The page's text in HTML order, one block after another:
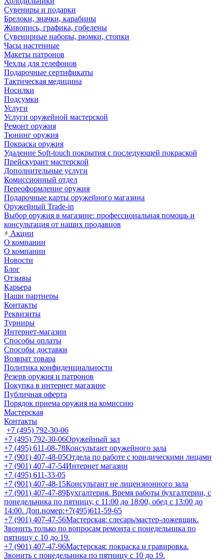
Сувениры и подарки
Брелоки, значки, карабины
Живопись, графика, гобелены
Сувенирные наборы, рюмки, стопки
Часы настенные
Макеты патронов
Чехлы для телефонов
Подарочные сертификаты
Тактическая медицина
Носилки
Подсумки
Услуги
Услуги оружейной мастерской
Ремонт оружия
Тюнинг оружия
Покраска оружия
Удаление Soft-touch покрытия с последующей покраской
Прейскурант мастерской
Дополнительные услуги
Комиссионный отдел
Переоформление оружия
Подарочные карты оружейного магазина
Оружейный Trade-in
Выбор оружия в магазине: профессиональная помощь и
консультация от наших продавцов
Акции
О компании
О компании
Новости
Блог
Отзывы
Карьера
Наши партнеры
Контакты
Реквизиты
Турниры
Интернет-магазин
Способы оплаты
Способы доставки
Возврат товара
Политика конфиденциальности
Резерв оружия и патронов
Покупка в интернет магазине
Публичная оферта
Порядок приема оружия на комиссию
Мастерская
Контакты
+7 (495) 792-30-06
+7 (495) 792-30-06Оружейный зал
+7 (495) 611-08-78Консультант оружейного зала
+7 (901) 407-48-05Отдела по работе с юридическими лицами
+7 (901) 407-47-54Интернет магазин
+7 (495) 611-33-05
+7 (901) 407-48-15Консультант не лицензионного зала
+7 (901) 407-47-89Бухгалтерия. Время работы бухгалтерии, с
понедельника по пятницу, с 11:00 до 18:00, обед с 13:00 до
14:00. Доп.номер:+7(495)611-59-65
+7 (901) 407-47-56Мастерская: слесарь/мастер-ложевщик.
Звонить только по вопросам ремонта с понедельника по
пятницу с 10 до 19.
+7 (901) 407-47-96Мастерская: покраска и гравировка.
Звонить с понедельника по пятницу с 10 до 19.